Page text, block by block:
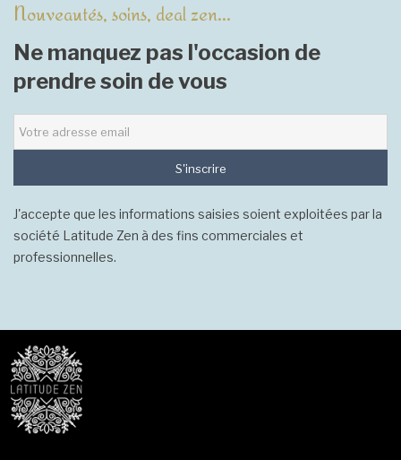
Nouveautés, soins, deal zen...
Ne manquez pas l'occasion de
prendre soin de vous
S'inscrire
J'accepte que les informations saisies soient exploitées par la
société Latitude Zen à des fins commerciales et
professionnelles.